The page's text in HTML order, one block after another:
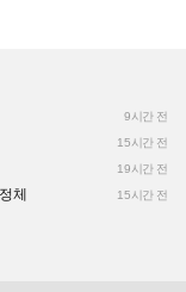
9시간 전
15시간 전
19시간 전
체 15시간 전